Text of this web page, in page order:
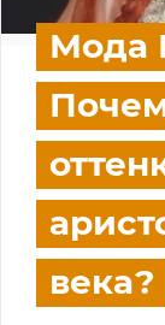
Мода
века?